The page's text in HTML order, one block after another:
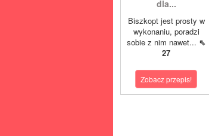
dla...
Biszkopt jest prosty w
wykonaniu, poradzi
sobie z nim nawet... ⇖
27
Zobacz przepis!